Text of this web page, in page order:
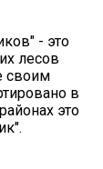
- это
лесов
своим
в
это